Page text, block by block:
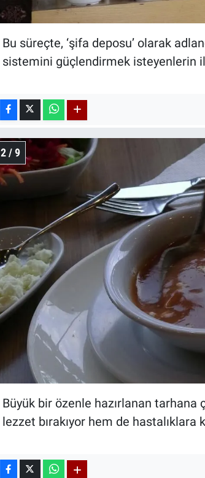
Bu süreçte, ‘şifa deposu’ olarak
sistemini güçlendirmek isteyenlerin
2 / 9
Büyük bir özenle hazırlanan
lezzet bırakıyor hem de hastalıklara